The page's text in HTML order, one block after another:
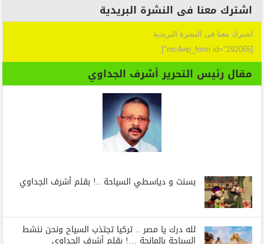
اشترك معنا فى النشرة البريدية
اشترك معنا فى النشرة البريدية
[mc4wp_form id="292065"]
مقال رئيس التحرير أشرف الجداوي
بسنت و دياسطي السياحة ..! بقلم أشرف الجداوي
لله درك يا مصر .. تركيا تجتذب السياح ونحن ننشط